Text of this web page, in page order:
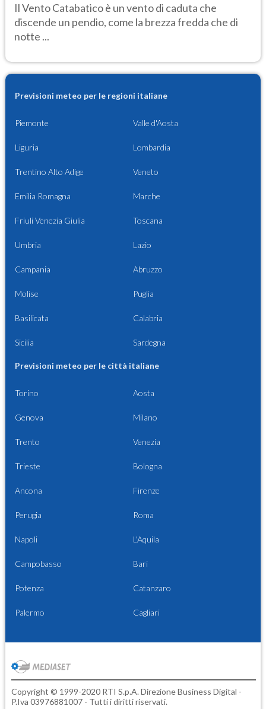
Il Vento Catabatico è un vento di caduta che
discende un pendio, come la brezza fredda che di
notte ...
Previsioni meteo per le regioni italiane
Piemonte Valle d'Aosta
Liguria Lombardia
Trentino Alto Adige Veneto
Emilia Romagna Marche
Friuli Venezia Giulia Toscana
Umbria Lazio
Campania Abruzzo
Molise Puglia
Basilicata Calabria
Sicilia Sardegna
Previsioni meteo per le città italiane
Torino Aosta
Genova Milano
Trento Venezia
Trieste Bologna
Ancona Firenze
Perugia Roma
Napoli L'Aquila
Campobasso Bari
Potenza Catanzaro
Palermo Cagliari
Copyright © 1999-2020 RTI S.p.A. Direzione Business Digital -
P.Iva 03976881007 - Tutti i diritti riservati.